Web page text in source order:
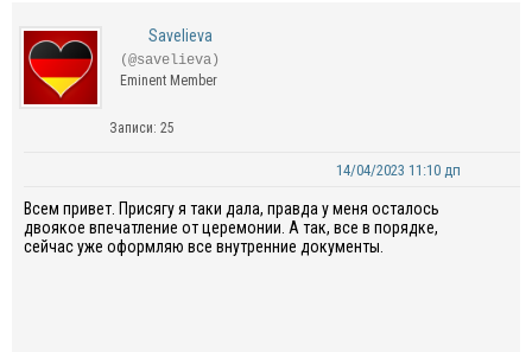
Savelieva
(@savelieva)
Eminent Member
Записи: 25
14/04/2023 11:10 дп
Всем привет. Присягу я таки дала, правда у меня осталось
двоякое впечатление от церемонии. А так, все в порядке,
сейчас уже оформляю все внутренние документы.